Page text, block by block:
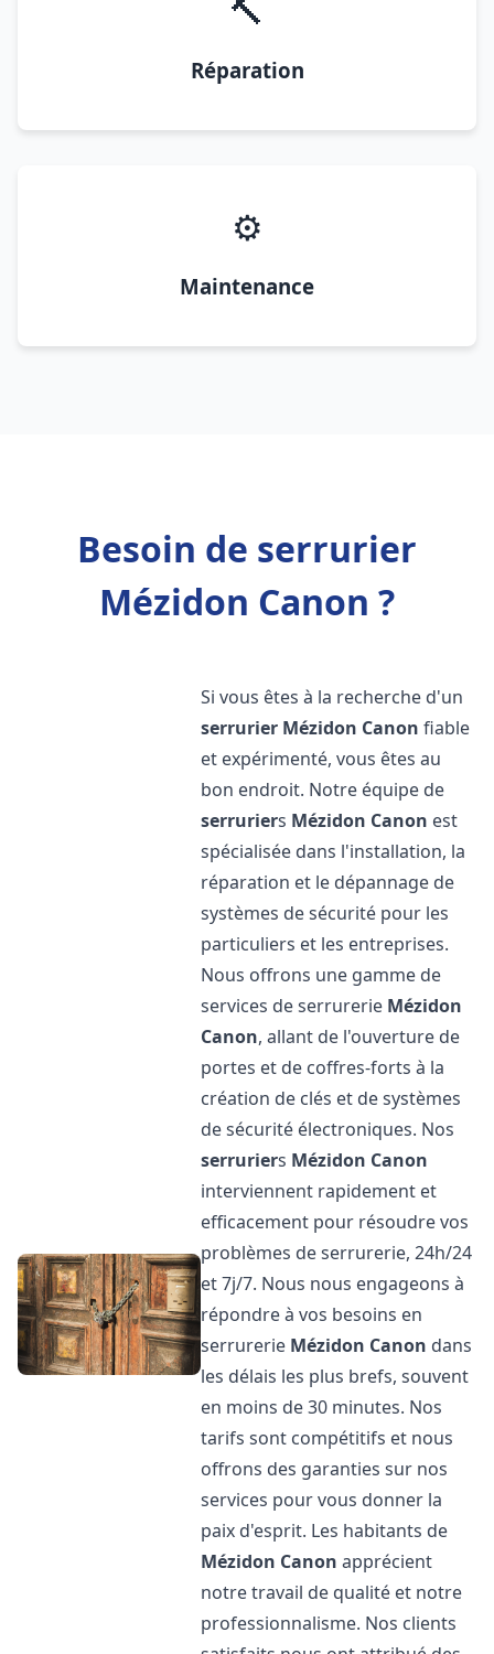
🔨
Réparation
⚙️
Maintenance
Besoin de serrurier
Mézidon Canon ?
Si vous êtes à la recherche d'un
serrurier Mézidon Canon fiable
et expérimenté, vous êtes au
bon endroit. Notre équipe de
serruriers Mézidon Canon est
spécialisée dans l'installation, la
réparation et le dépannage de
systèmes de sécurité pour les
particuliers et les entreprises.
Nous offrons une gamme de
services de serrurerie Mézidon
Canon, allant de l'ouverture de
portes et de coffres-forts à la
création de clés et de systèmes
de sécurité électroniques. Nos
serruriers Mézidon Canon
interviennent rapidement et
efficacement pour résoudre vos
problèmes de serrurerie, 24h/24
et 7j/7. Nous nous engageons à
répondre à vos besoins en
serrurerie Mézidon Canon dans
les délais les plus brefs, souvent
en moins de 30 minutes. Nos
tarifs sont compétitifs et nous
offrons des garanties sur nos
services pour vous donner la
paix d'esprit. Les habitants de
Mézidon Canon apprécient
notre travail de qualité et notre
professionnalisme. Nos clients